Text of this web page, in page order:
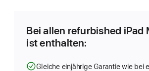
Bei allen refurbished iPad
ist enthalten:
Gleiche einjährige Garantie wie bei